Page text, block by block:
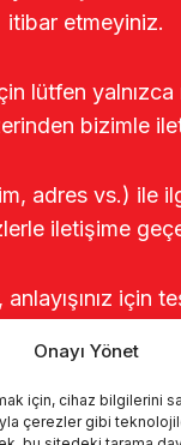
Onayı Yönet
için, cihaz bilgilerini
çerezler gibi
itibar etmeyiniz.
lütfen
bizimle
adres vs.) ile
iletişime
için